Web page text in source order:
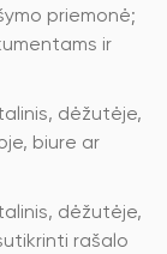
priemonė;
ir
dėžutėje,
biure ar
dėžutėje,
rašalo